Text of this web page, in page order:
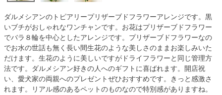
ダルメシアンのトピアリープリザーブドフラワーアレンジです。黒
いブチがおしゃれなワンチャンです。お花はプリザーブドフラワー
でバラ８輪を中心としたアレンジです。プリザーブドフラワーなの
でお水の世話も無く長い間生花のような美しさのままお楽しみいた
だけます。生花のように美しいですがドライフラワーと同じ管理方
法です。ダルメシアン好きの人へのギフトに喜ばれます。開店祝
い、愛犬家の両親へのプレゼントぜひおすすめです。きっと感激さ
れます。リアル感のあるペットのものなので特別感がありますね。